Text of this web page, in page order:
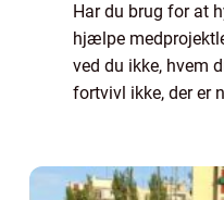
Har du brug for at
hjælpe
ved du ikke, hvem
fortvivl ikke, der er